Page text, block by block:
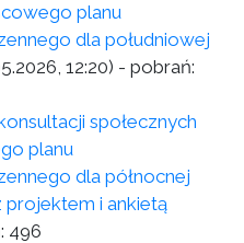
planu
dla południowej
12:20) - pobrań:
społecznych
planu
dla północnej
projektem i ankietą
496